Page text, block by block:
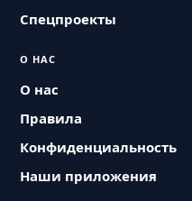
Спецпроекты
О НАС
О нас
Правила
Конфиденциальность
Наши приложения